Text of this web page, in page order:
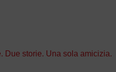
Due storie. Una sola amicizia.